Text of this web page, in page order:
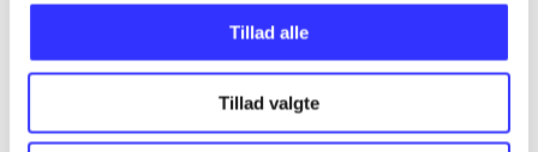
Tillad alle
Tillad valgte